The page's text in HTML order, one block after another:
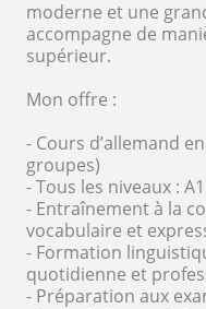
moderne et une
accompagne de
supérieur.
Mon offre :
- Cours d’allemand
groupes)
- Tous les niveaux :
- Entraînement à la
vocabulaire et
- Formation
quotidienne et
- Préparation aux